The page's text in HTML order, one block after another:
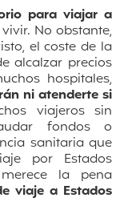
para viajar a
No obstante,
el coste de la
alcalzar precios
hospitales,
ni atenderte si
viajeros sin
fondos o
sanitaria que
por Estados
la pena
viaje a Estados